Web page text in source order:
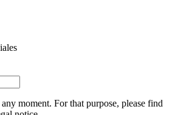
moment. For that purpose, please find